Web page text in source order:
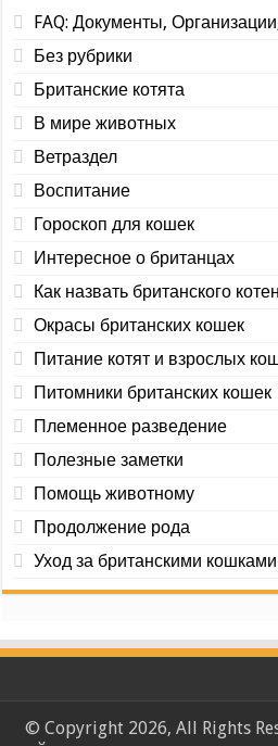
FAQ: Документы,
Без рубрики
Британские котята
В мире животных
Ветраздел
Воспитание
Гороскоп для кошек
Интересное о британцах
Как назвать британского
Окрасы британских кошек
Питание котят и взрослых
Питомники британских кошек
Племенное разведение
Полезные заметки
Помощь животному
Продолжение рода
Уход за британскими кошками
© Copyright 2026, All Rights